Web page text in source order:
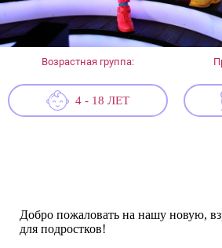
Возрастная группа:
4 - 18 ЛЕТ
Добро пожаловать на нашу новую,
для подростков!